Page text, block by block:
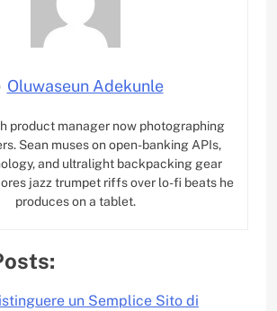
Oluwaseun Adekunle
product manager now photographing
Sean muses on open-banking APIs,
and ultralight backpacking gear
jazz trumpet riffs over lo-fi beats he
produces on a tablet.
un Semplice Sito di